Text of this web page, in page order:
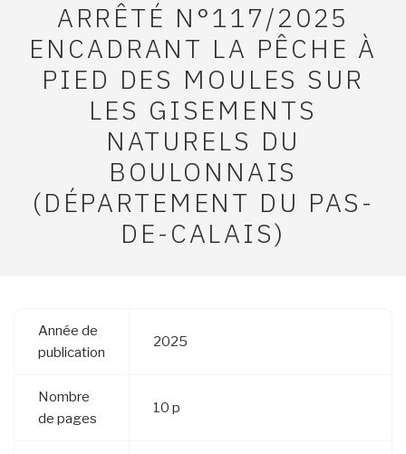
ARRÊTÉ N°117/2025
ENCADRANT LA PÊCHE À
PIED DES MOULES SUR
LES GISEMENTS
NATURELS DU
BOULONNAIS
(DÉPARTEMENT DU PAS-
DE-CALAIS)
Année de
publication
2025
Nombre
de pages
10 p